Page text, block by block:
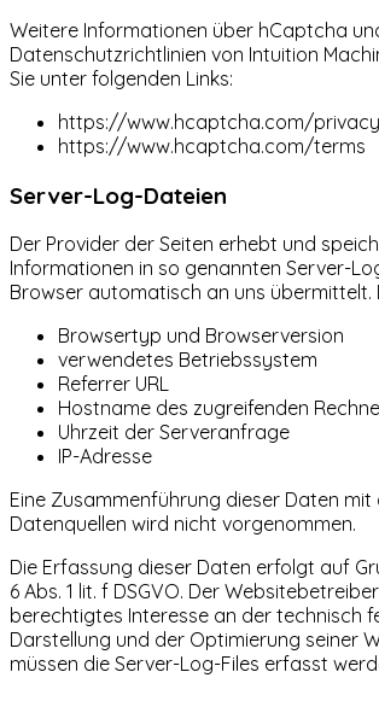
Weitere Informationen über hCaptcha
Datenschutzrichtlinien von Intuition
Sie unter folgenden Links:
https://www.hcaptcha.com/privacy
https://www.hcaptcha.com/terms
Server-Log-Dateien
Der Provider der Seiten erhebt und
Informationen in so genannten Server-
Browser automatisch an uns übermittelt.
Browsertyp und Browserversion
verwendetes Betriebssystem
Referrer URL
Hostname des zugreifenden
Uhrzeit der Serveranfrage
IP-Adresse
Eine Zusammenführung dieser Daten mit
Datenquellen wird nicht vorgenommen.
Die Erfassung dieser Daten erfolgt auf
6 Abs. 1 lit. f DSGVO. Der
berechtigtes Interesse an der technisch
Darstellung und der Optimierung seiner
müssen die Server-Log-Files erfasst